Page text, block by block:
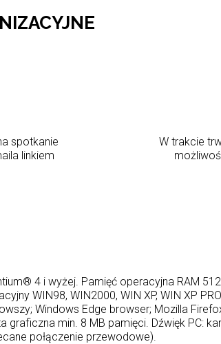
spotkanie
linkiem
W trakcie
4 i wyżej. Pamięć operacyjna RAM
WIN98, WIN2000, WIN XP, WIN XP
Windows Edge browser; Mozilla
min. 8 MB pamięci. Dźwięk PC:
połączenie przewodowe).